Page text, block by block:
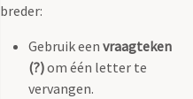
breder:
Gebruik een vraagteken
(?)om één letter te
vervangen.